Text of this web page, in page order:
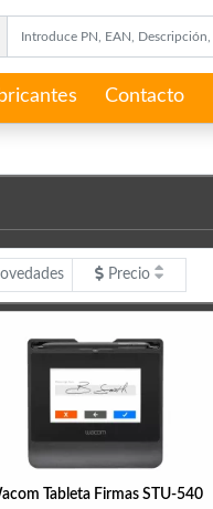
Contacto
Precio
Tableta Firmas STU-540